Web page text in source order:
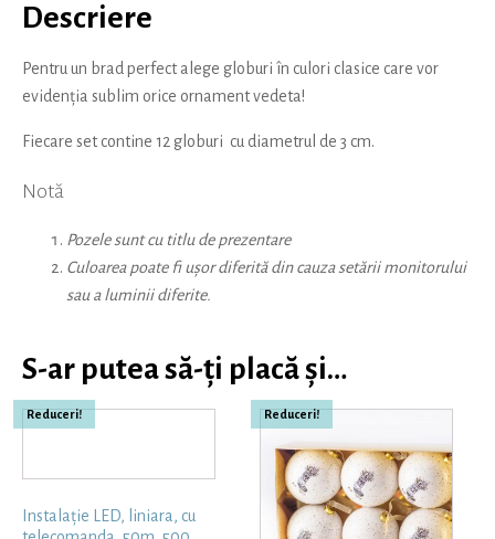
Descriere
Pentru un brad perfect alege globuri în culori clasice care vor
evidenția sublim orice ornament vedeta!
Fiecare set contine 12 globuri cu diametrul de 3 cm.
Notă
Pozele sunt cu titlu de prezentare
Culoarea poate fi ușor diferită din cauza setării monitorului
sau a luminii diferite.
S-ar putea să-ți placă și…
Reduceri!
Instalație LED, liniara, cu
Reduceri!